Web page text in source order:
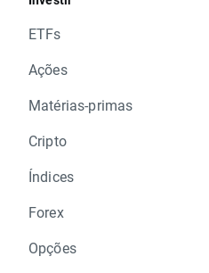
ETFs
Ações
Matérias-primas
Cripto
Índices
Forex
Opções